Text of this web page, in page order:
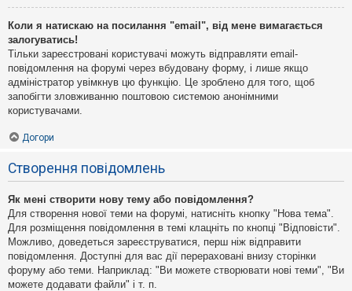
Коли я натискаю на посилання "email", від мене вимагається
залогуватись!
Тільки зареєстровані користувачі можуть відправляти email-
повідомлення на форумі через вбудовану форму, і лише якщо
адміністратор увімкнув цю функцію. Це зроблено для того, щоб
запобігти зловживанню поштовою системою анонімними
користувачами.
Догори
Створення повідомлень
Як мені створити нову тему або повідомлення?
Для створення нової теми на форумі, натисніть кнопку "Нова тема".
Для розміщення повідомлення в темі клацніть по кнопці "Відповісти".
Можливо, доведеться зареєструватися, перш ніж відправити
повідомлення. Доступні для вас дії перераховані внизу сторінки
форуму або теми. Наприклад: "Ви можете створювати нові теми", "Ви
можете додавати файли" і т. п.